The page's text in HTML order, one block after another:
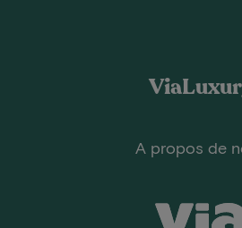
A propos de